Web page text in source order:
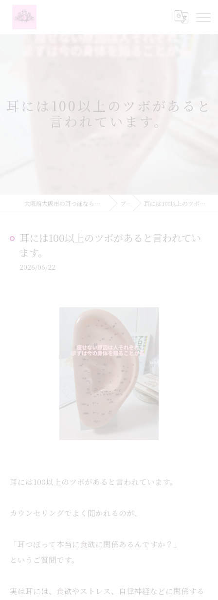
耳には100以上のツボがあると
言われています。
大阪府大阪市の耳つぼなら耳つぼダイエットサロンふーみん ブログ 耳には100以上のツボがあると言われています。
耳には100以上のツボがあると言われてい
ます。
2026/06/22
耳には100以上のツボがあると言われています。
カウンセリングでよく聞かれるのが、
「耳つぼって本当に食欲に関係あるんですか？」
というご質問です。
実は耳には、食欲やストレス、自律神経などに関係する